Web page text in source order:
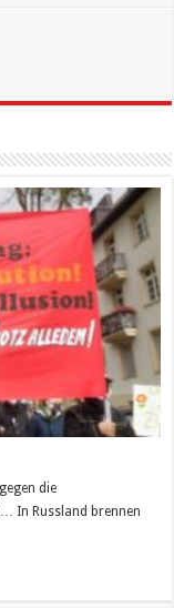
die
In Russland brennen